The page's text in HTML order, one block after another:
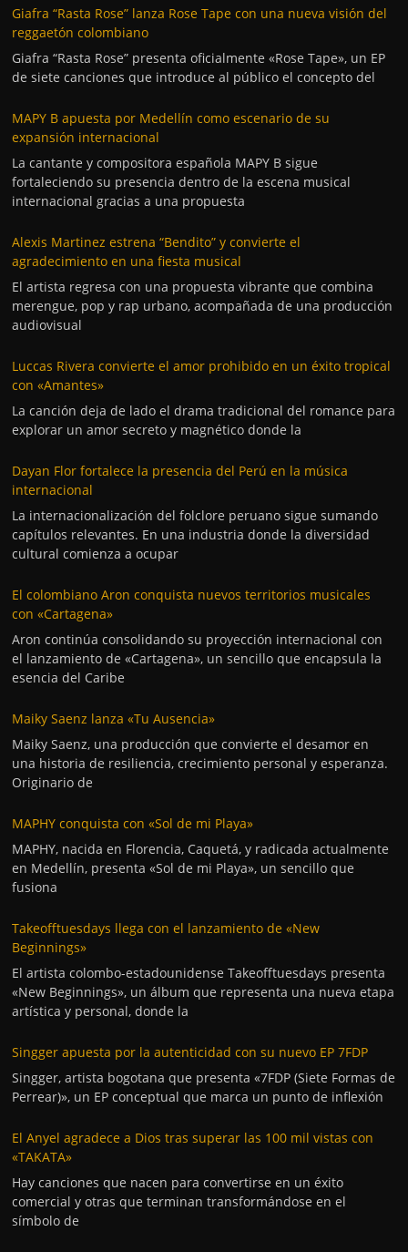
Giafra “Rasta Rose” lanza Rose Tape con una nueva visión del
reggaetón colombiano
Giafra “Rasta Rose” presenta oficialmente «Rose Tape», un EP
de siete canciones que introduce al público el concepto del
MAPY B apuesta por Medellín como escenario de su
expansión internacional
La cantante y compositora española MAPY B sigue
fortaleciendo su presencia dentro de la escena musical
internacional gracias a una propuesta
Alexis Martinez estrena “Bendito” y convierte el
agradecimiento en una fiesta musical
El artista regresa con una propuesta vibrante que combina
merengue, pop y rap urbano, acompañada de una producción
audiovisual
Luccas Rivera convierte el amor prohibido en un éxito tropical
con «Amantes»
La canción deja de lado el drama tradicional del romance para
explorar un amor secreto y magnético donde la
Dayan Flor fortalece la presencia del Perú en la música
internacional
La internacionalización del folclore peruano sigue sumando
capítulos relevantes. En una industria donde la diversidad
cultural comienza a ocupar
El colombiano Aron conquista nuevos territorios musicales
con «Cartagena»
Aron continúa consolidando su proyección internacional con
el lanzamiento de «Cartagena», un sencillo que encapsula la
esencia del Caribe
Maiky Saenz lanza «Tu Ausencia»
Maiky Saenz, una producción que convierte el desamor en
una historia de resiliencia, crecimiento personal y esperanza.
Originario de
MAPHY conquista con «Sol de mi Playa»
MAPHY, nacida en Florencia, Caquetá, y radicada actualmente
en Medellín, presenta «Sol de mi Playa», un sencillo que
fusiona
Takeofftuesdays llega con el lanzamiento de «New
Beginnings»
El artista colombo-estadounidense Takeofftuesdays presenta
«New Beginnings», un álbum que representa una nueva etapa
artística y personal, donde la
Singger apuesta por la autenticidad con su nuevo EP 7FDP
Singger, artista bogotana que presenta «7FDP (Siete Formas de
Perrear)», un EP conceptual que marca un punto de inflexión
El Anyel agradece a Dios tras superar las 100 mil vistas con
«TAKATA»
Hay canciones que nacen para convertirse en un éxito
comercial y otras que terminan transformándose en el
símbolo de